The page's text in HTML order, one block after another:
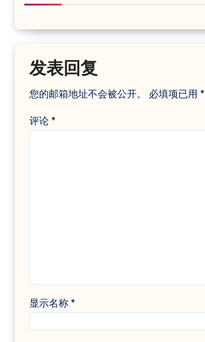
发表回复
您的邮箱地址不会被公开。 必填项已用 *
评论 *
显示名称 *